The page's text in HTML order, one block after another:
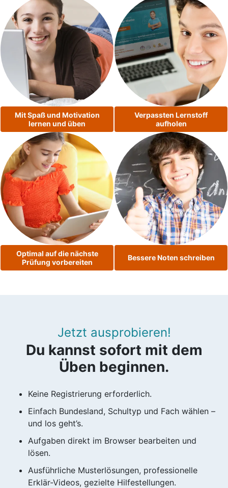
Mit Spaß und Motivation
lernen und üben
Verpassten Lernstoff
aufholen
Optimal auf die nächste
Prüfung vorbereiten
Bessere Noten schreiben
Jetzt ausprobieren!
Du kannst sofort mit dem
Üben beginnen.
Keine Registrierung erforderlich.
Einfach Bundesland, Schultyp und Fach wählen –
und los geht’s.
Aufgaben direkt im Browser bearbeiten und
lösen.
Ausführliche Musterlösungen, professionelle
Erklär-Videos, gezielte Hilfestellungen.